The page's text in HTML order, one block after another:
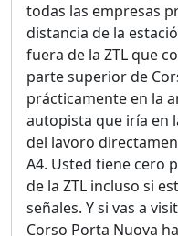
todas las empresas
distancia de la
fuera de la ZTL que
parte superior de
prácticamente en la
autopista que iría en
del lavoro
A4. Usted tiene cero
de la ZTL incluso si
señales. Y si vas a
Corso Porta Nuova